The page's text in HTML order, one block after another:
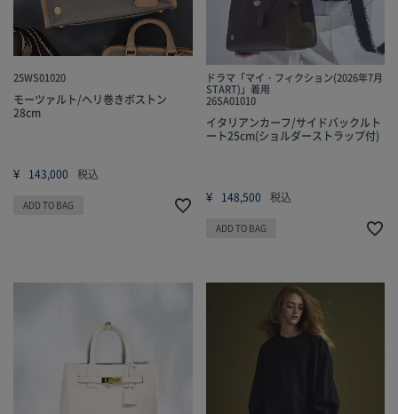
25WS01020
モーツァルト/ヘリ巻きボストン
28cm
¥ 143,000 税込
ADD TO BAG
ドラマ「マイ・フィクション(2026年7月
START)」着用
26SA01010
イタリアンカーフ/サイドバックルト
ート25cm(ショルダーストラップ付)
¥ 148,500 税込
ADD TO BAG